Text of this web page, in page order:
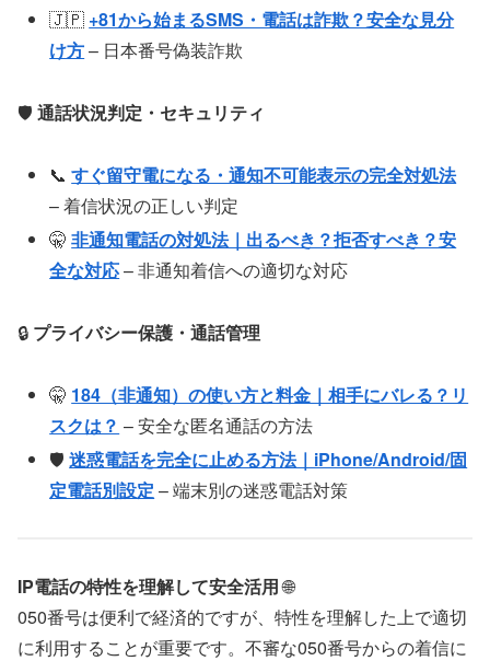
🇯🇵 +81から始まるSMS・電話は詐欺？安全な見分
け方– 日本番号偽装詐欺
🛡️ 通話状況判定・セキュリティ
📞すぐ留守電になる・通知不可能表示の完全対処法
– 着信状況の正しい判定
🤫非通知電話の対処法｜出るべき？拒否すべき？安
全な対応– 非通知着信への適切な対応
🔒 プライバシー保護・通話管理
🤫 184（非通知）の使い方と料金｜相手にバレる？リ
スクは？ – 安全な匿名通話の方法
🛡️迷惑電話を完全に止める方法｜iPhone/Android/固
定電話別設定 – 端末別の迷惑電話対策
IP電話の特性を理解して安全活用🌐
050番号は便利で経済的ですが、特性を理解した上で適切
に利用することが重要です。不審な050番号からの着信に